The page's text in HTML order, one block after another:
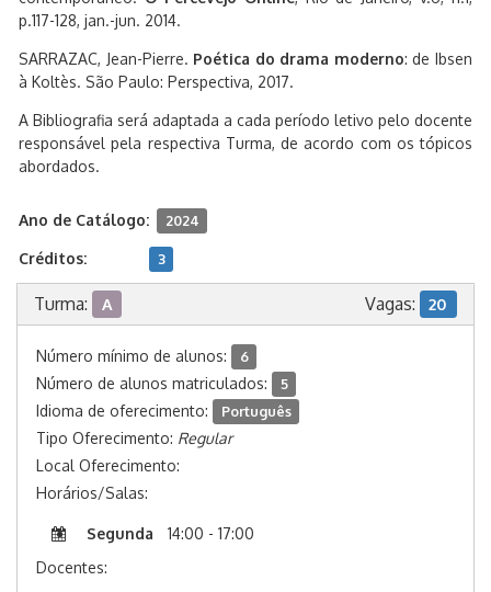
p.117-128, jan.-jun. 2014.
SARRAZAC, Jean-Pierre. Poética do drama moderno: de Ibsen
à Koltès. São Paulo: Perspectiva, 2017.
A Bibliografia será adaptada a cada período letivo pelo docente
responsável pela respectiva Turma, de acordo com os tópicos
abordados.
Ano de Catálogo: 2024
Créditos: 3
Turma: A Vagas: 20
Número mínimo de alunos: 6
Número de alunos matriculados: 5
Idioma de oferecimento: Português
Tipo Oferecimento: Regular
Local Oferecimento:
Horários/Salas:
Segunda
14:00 - 17:00
Docentes: